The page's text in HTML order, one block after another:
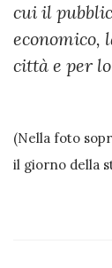
cui il
economico,
città e per
(Nella foto
il giorno della